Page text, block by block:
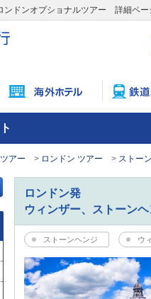
ンドンオプショナルツアー 詳細ペー
アー ロンドン ツアー ストー
ロンドン発
ウィンザー、ストーン
ストーンヘンジ ウ